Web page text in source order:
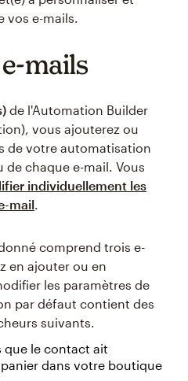
vos e-mails.
mails
de l'Automation Builder
vous ajouterez ou
de votre automatisation
chaque e-mail. Vous
individuellement les
mail.
comprend trois e-
en ajouter ou en
les paramètres de
par défaut contient des
suivants.
que le contact ait
dans votre boutique